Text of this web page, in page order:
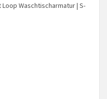
Waschtischarmatur | S-